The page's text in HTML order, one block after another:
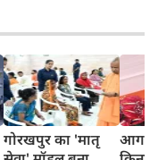
गोरखपुर का 'मातृ
आगरा